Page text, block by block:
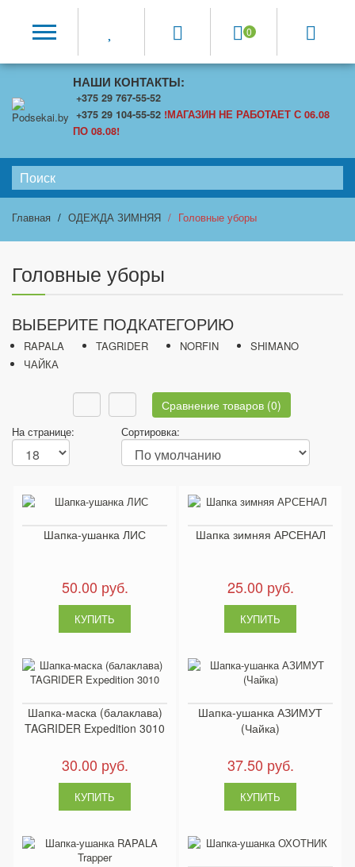
0
НАШИ КОНТАКТЫ:
+375 29 767-55-52
+375 29 104-55-52 !МАГАЗИН НЕ РАБОТАЕТ С 06.08
ПО 08.08!
Главная ОДЕЖДА ЗИМНЯЯ Головные уборы
Головные уборы
ВЫБЕРИТЕ ПОДКАТЕГОРИЮ
RAPALA TAGRIDER NORFIN
SHIMANO
ЧАЙКА
Сравнение товаров (0)
На странице: Сортировка:
Шапка-ушанка ЛИС
50.00 руб.
Шапка зимняя АРСЕНАЛ
25.00 руб.
Шапка-маска (балаклава)
TAGRIDER Expedition 3010
30.00 руб.
Шапка-ушанка АЗИМУТ
(Чайка)
37.50 руб.